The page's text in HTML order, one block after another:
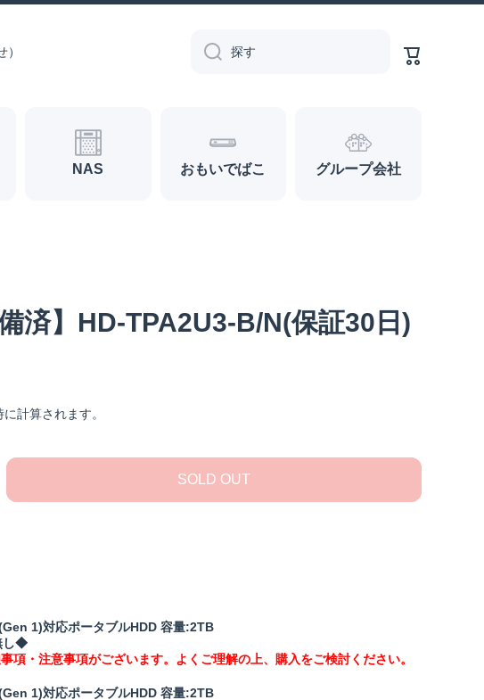
探す
ー
ト
NAS おもいでばこ グループ会社
備済】HD-TPA2U3-B/N(保証30日)
計算されます。
SOLD OUT
1)対応ポータブルHDD 容量:2TB
し◆
項・注意事項がございます。よくご理解の上、購入をご検討ください。
1)対応ポータブルHDD 容量:2TB